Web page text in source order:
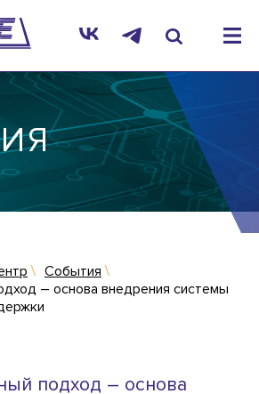
События
– основа внедрения системы
подход – основа